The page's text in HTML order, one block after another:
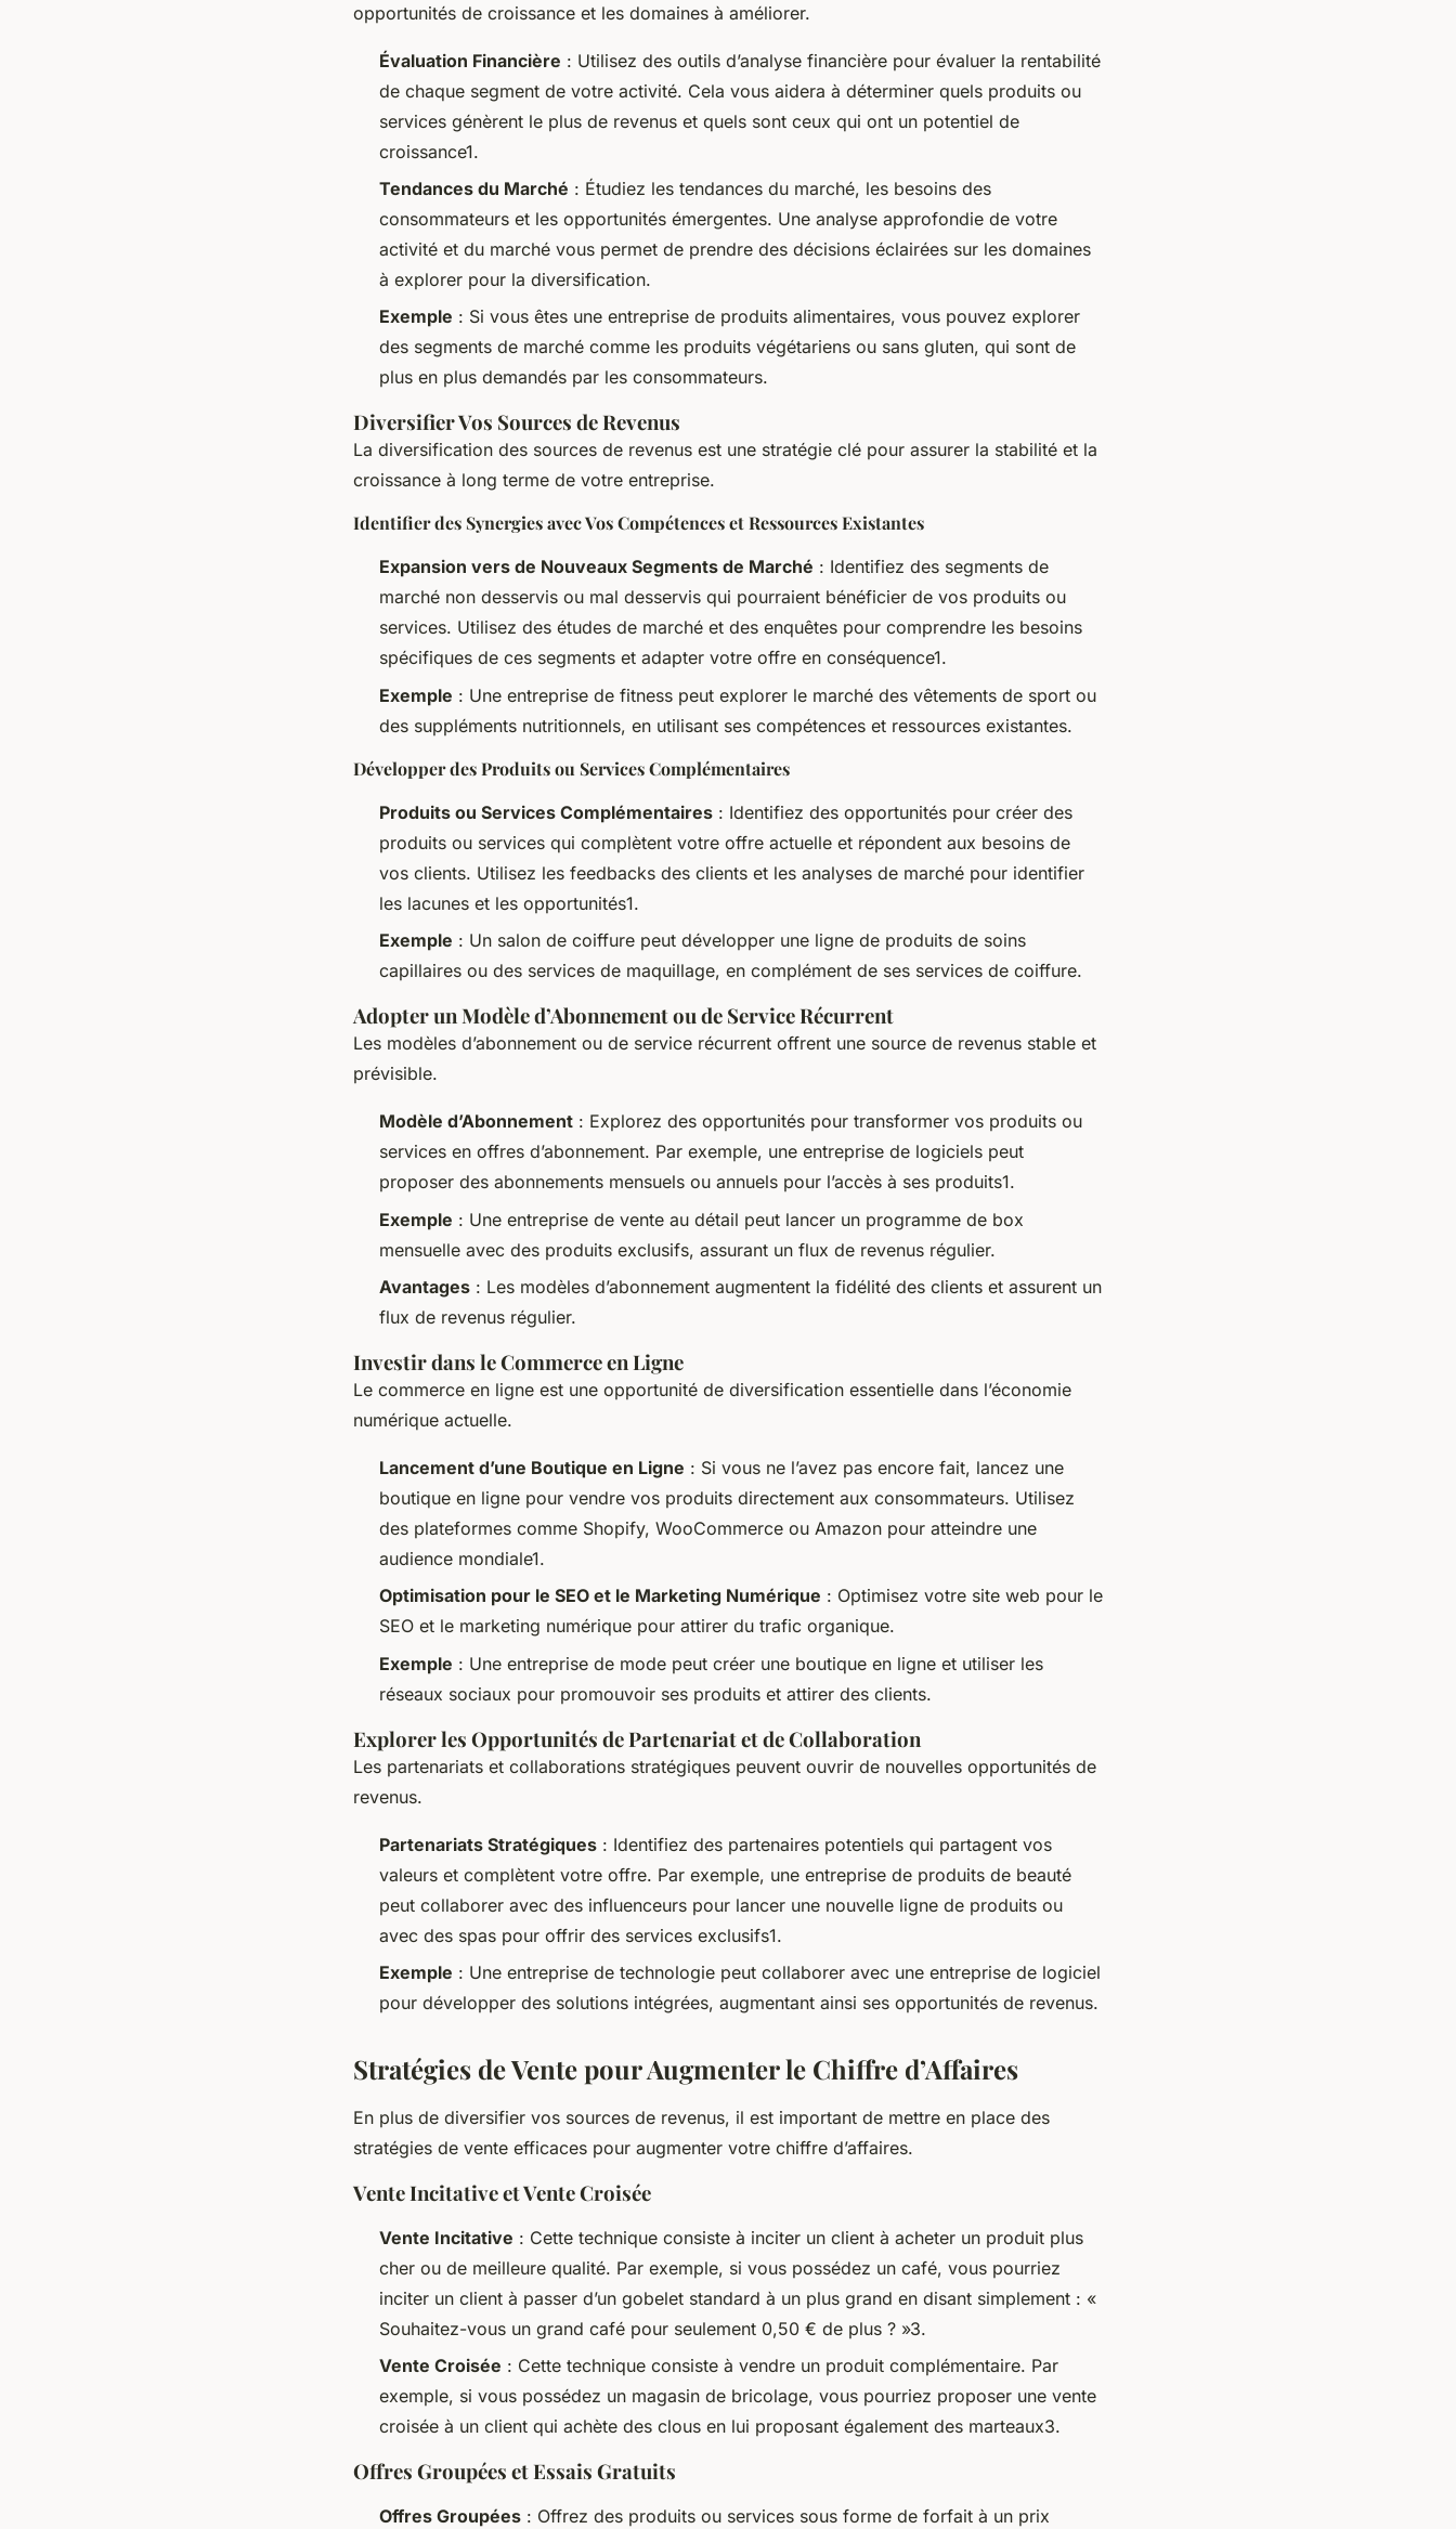
opportunités de croissance et les domaines à améliorer.
Évaluation Financière : Utilisez des outils d’analyse financière pour évaluer la rentabilité
de chaque segment de votre activité. Cela vous aidera à déterminer quels produits ou
services génèrent le plus de revenus et quels sont ceux qui ont un potentiel de
croissance1.
Tendances du Marché : Étudiez les tendances du marché, les besoins des
consommateurs et les opportunités émergentes. Une analyse approfondie de votre
activité et du marché vous permet de prendre des décisions éclairées sur les domaines
à explorer pour la diversification.
Exemple : Si vous êtes une entreprise de produits alimentaires, vous pouvez explorer
des segments de marché comme les produits végétariens ou sans gluten, qui sont de
plus en plus demandés par les consommateurs.
Diversifier Vos Sources de Revenus
La diversification des sources de revenus est une stratégie clé pour assurer la stabilité et la
croissance à long terme de votre entreprise.
Identifier des Synergies avec Vos Compétences et Ressources Existantes
Expansion vers de Nouveaux Segments de Marché : Identifiez des segments de
marché non desservis ou mal desservis qui pourraient bénéficier de vos produits ou
services. Utilisez des études de marché et des enquêtes pour comprendre les besoins
spécifiques de ces segments et adapter votre offre en conséquence1.
Exemple : Une entreprise de fitness peut explorer le marché des vêtements de sport ou
des suppléments nutritionnels, en utilisant ses compétences et ressources existantes.
Développer des Produits ou Services Complémentaires
Produits ou Services Complémentaires : Identifiez des opportunités pour créer des
produits ou services qui complètent votre offre actuelle et répondent aux besoins de
vos clients. Utilisez les feedbacks des clients et les analyses de marché pour identifier
les lacunes et les opportunités1.
Exemple : Un salon de coiffure peut développer une ligne de produits de soins
capillaires ou des services de maquillage, en complément de ses services de coiffure.
Adopter un Modèle d’Abonnement ou de Service Récurrent
Les modèles d’abonnement ou de service récurrent offrent une source de revenus stable et
prévisible.
Modèle d’Abonnement : Explorez des opportunités pour transformer vos produits ou
services en offres d’abonnement. Par exemple, une entreprise de logiciels peut
proposer des abonnements mensuels ou annuels pour l’accès à ses produits1.
Exemple : Une entreprise de vente au détail peut lancer un programme de box
mensuelle avec des produits exclusifs, assurant un flux de revenus régulier.
Avantages : Les modèles d’abonnement augmentent la fidélité des clients et assurent un
flux de revenus régulier.
Investir dans le Commerce en Ligne
Le commerce en ligne est une opportunité de diversification essentielle dans l’économie
numérique actuelle.
Lancement d’une Boutique en Ligne : Si vous ne l’avez pas encore fait, lancez une
boutique en ligne pour vendre vos produits directement aux consommateurs. Utilisez
des plateformes comme Shopify, WooCommerce ou Amazon pour atteindre une
audience mondiale1.
Optimisation pour le SEO et le Marketing Numérique : Optimisez votre site web pour le
SEO et le marketing numérique pour attirer du trafic organique.
Exemple : Une entreprise de mode peut créer une boutique en ligne et utiliser les
réseaux sociaux pour promouvoir ses produits et attirer des clients.
Explorer les Opportunités de Partenariat et de Collaboration
Les partenariats et collaborations stratégiques peuvent ouvrir de nouvelles opportunités de
revenus.
Partenariats Stratégiques : Identifiez des partenaires potentiels qui partagent vos
valeurs et complètent votre offre. Par exemple, une entreprise de produits de beauté
peut collaborer avec des influenceurs pour lancer une nouvelle ligne de produits ou
avec des spas pour offrir des services exclusifs1.
Exemple : Une entreprise de technologie peut collaborer avec une entreprise de logiciel
pour développer des solutions intégrées, augmentant ainsi ses opportunités de revenus.
Stratégies de Vente pour Augmenter le Chiffre d’Affaires
En plus de diversifier vos sources de revenus, il est important de mettre en place des
stratégies de vente efficaces pour augmenter votre chiffre d’affaires.
Vente Incitative et Vente Croisée
Vente Incitative : Cette technique consiste à inciter un client à acheter un produit plus
cher ou de meilleure qualité. Par exemple, si vous possédez un café, vous pourriez
inciter un client à passer d’un gobelet standard à un plus grand en disant simplement : «
Souhaitez-vous un grand café pour seulement 0,50 € de plus ? »3.
Vente Croisée : Cette technique consiste à vendre un produit complémentaire. Par
exemple, si vous possédez un magasin de bricolage, vous pourriez proposer une vente
croisée à un client qui achète des clous en lui proposant également des marteaux3.
Offres Groupées et Essais Gratuits
Offres Groupées : Offrez des produits ou services sous forme de forfait à un prix